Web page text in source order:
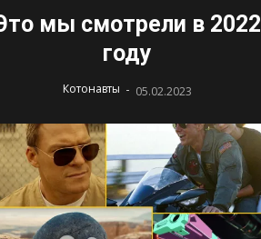
мы смотрели в 2022
году
Котонавты - 05.02.2023